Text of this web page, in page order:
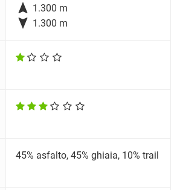
 1.300 m
 1.300 m
45% asfalto, 45% ghiaia, 10% trail